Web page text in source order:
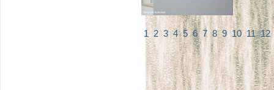
123456789101112